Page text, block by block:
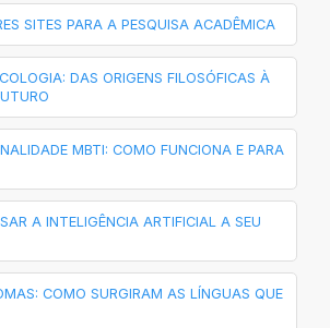
SITES PARA A PESQUISA ACADÊMICA
DAS ORIGENS FILOSÓFICAS À
MBTI: COMO FUNCIONA E PARA
A INTELIGÊNCIA ARTIFICIAL A SEU
COMO SURGIRAM AS LÍNGUAS QUE